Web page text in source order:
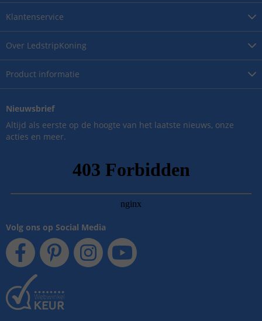
Over LedstripKoning
Product informatie
Klantenservice
Nieuwsbrief
Altijd als eerste op de hoogte van het laatste nieuws, onze
acties en meer.
Volg ons op Social Media